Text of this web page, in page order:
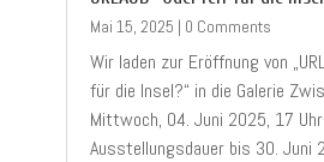
Mai 15, 2025 | 0 Comments
Wir laden zur Eröffnung von
für die Insel?“ in die Galerie
Mittwoch, 04. Juni 2025, 17
Ausstellungsdauer bis 30. Juni